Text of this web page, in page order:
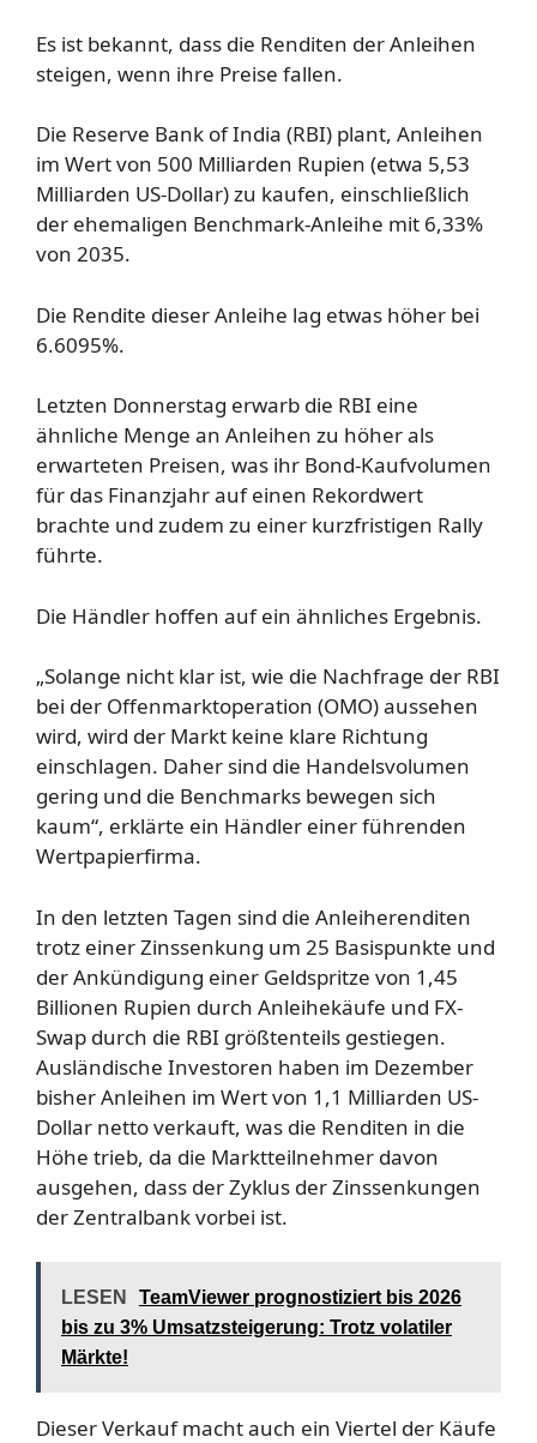
Es ist bekannt, dass die Renditen der Anleihen
steigen, wenn ihre Preise fallen.
Die Reserve Bank of India (RBI) plant, Anleihen
im Wert von 500 Milliarden Rupien (etwa 5,53
Milliarden US-Dollar) zu kaufen, einschließlich
der ehemaligen Benchmark-Anleihe mit 6,33%
von 2035.
Die Rendite dieser Anleihe lag etwas höher bei
6.6095%.
Letzten Donnerstag erwarb die RBI eine
ähnliche Menge an Anleihen zu höher als
erwarteten Preisen, was ihr Bond-Kaufvolumen
für das Finanzjahr auf einen Rekordwert
brachte und zudem zu einer kurzfristigen Rally
führte.
Die Händler hoffen auf ein ähnliches Ergebnis.
„Solange nicht klar ist, wie die Nachfrage der RBI
bei der Offenmarktoperation (OMO) aussehen
wird, wird der Markt keine klare Richtung
einschlagen. Daher sind die Handelsvolumen
gering und die Benchmarks bewegen sich
kaum“, erklärte ein Händler einer führenden
Wertpapierfirma.
In den letzten Tagen sind die Anleiherenditen
trotz einer Zinssenkung um 25 Basispunkte und
der Ankündigung einer Geldspritze von 1,45
Billionen Rupien durch Anleihekäufe und FX-
Swap durch die RBI größtenteils gestiegen.
Ausländische Investoren haben im Dezember
bisher Anleihen im Wert von 1,1 Milliarden US-
Dollar netto verkauft, was die Renditen in die
Höhe trieb, da die Marktteilnehmer davon
ausgehen, dass der Zyklus der Zinssenkungen
der Zentralbank vorbei ist.
LESEN
TeamViewer prognostiziert bis 2026
bis zu 3% Umsatzsteigerung: Trotz volatiler
Märkte!
Dieser Verkauf macht auch ein Viertel der Käufe